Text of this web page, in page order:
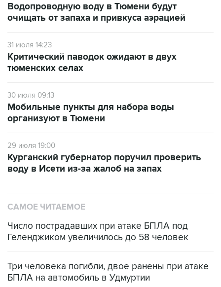
Водопроводную воду в Тюмени будут
очищать от запаха и привкуса аэрацией
31 июля 14:23
Критический паводок ожидают в двух
тюменских селах
30 июля 09:13
Мобильные пункты для набора воды
организуют в Тюмени
29 июля 19:00
Курганский губернатор поручил проверить
воду в Исети из-за жалоб на запах
САМОЕ ЧИТАЕМОЕ
Число пострадавших при атаке БПЛА под
Геленджиком увеличилось до 58 человек
Три человека погибли, двое ранены при атаке
БПЛА на автомобиль в Удмуртии